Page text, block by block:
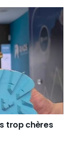
trop chères